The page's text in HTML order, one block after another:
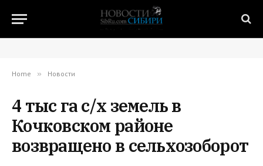
Home » Новости
4 тыс га с/х земель в
Кочковском районе
возвращено в сельхозоборот